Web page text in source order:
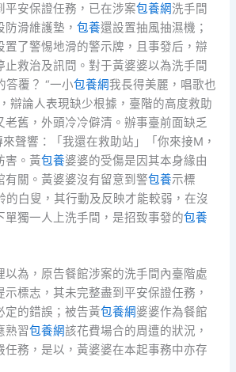
平安保證任務，已在涉案包養網洗手間
防滑維護墊，包養還設置抽風抽濕機；
置了警惕地滑的警示牌，且事發后，辯
止救治及訊問。對于黃婆婆以為洗手間
答覆？ “一小包養網我長得美麗，唱歌也
辯論人表現缺少根據，臺階的高度救助
老舊，外頭冷冷僻清。辦事臺前面缺乏
聲響：「我還在救助站」「你來接M，
害。黃包養婆婆的受傷是因其本身緣由
有關。黃婆婆沒有留意到警包養示標
的白叟，其行動及反映才能較弱，在沒
單獨一人上洗手間，是招致事發的包養
為，原告餐館涉案的洗手間內臺階處
標志，其未完整盡到平安保證任務，
定的錯誤；被告黃包養網婆婆作為餐館
熟習包養網該花費場合的周遭的狀況，
任務，是以，黃婆婆在本起事務中亦存